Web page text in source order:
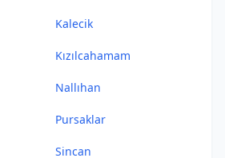
Kalecik
Kızılcahamam
Nallıhan
Pursaklar
Sincan